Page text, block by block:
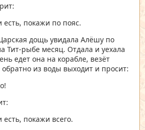
покажи по пояс.
дощь увидала Алёшу по
Тит-рыбе месяц. Отдала и уехала
едет она на корабле, везёт
из воды выходит и просит:
покажи всего.